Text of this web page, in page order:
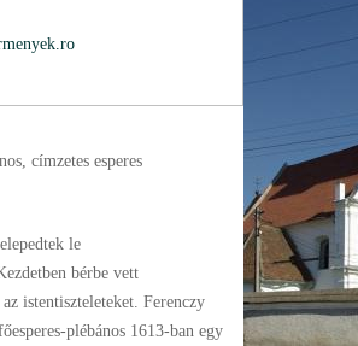
, címzetes esperes
le
bérbe vett
istentiszteleteket. Ferenczy
plébános 1613-ban egy